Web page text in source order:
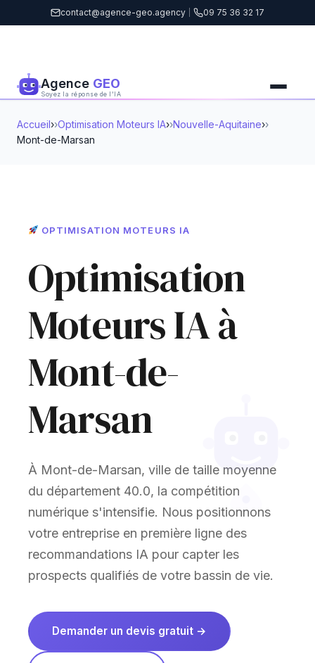
contact@agence-geo.agency 09 75 36 32 17
Agence GEO
Soyez la réponse de l'IA
Accueil› Optimisation Moteurs IA› Nouvelle-Aquitaine›
Mont-de-Marsan
OPTIMISATION MOTEURS IA
Optimisation
Moteurs IA à
Mont-de-
Marsan
À Mont-de-Marsan, ville de taille moyenne
du département 40.0, la compétition
numérique s'intensifie. Nous positionnons
votre entreprise en première ligne des
recommandations IA pour capter les
prospects qualifiés de votre bassin de vie.
Demander un devis gratuit →